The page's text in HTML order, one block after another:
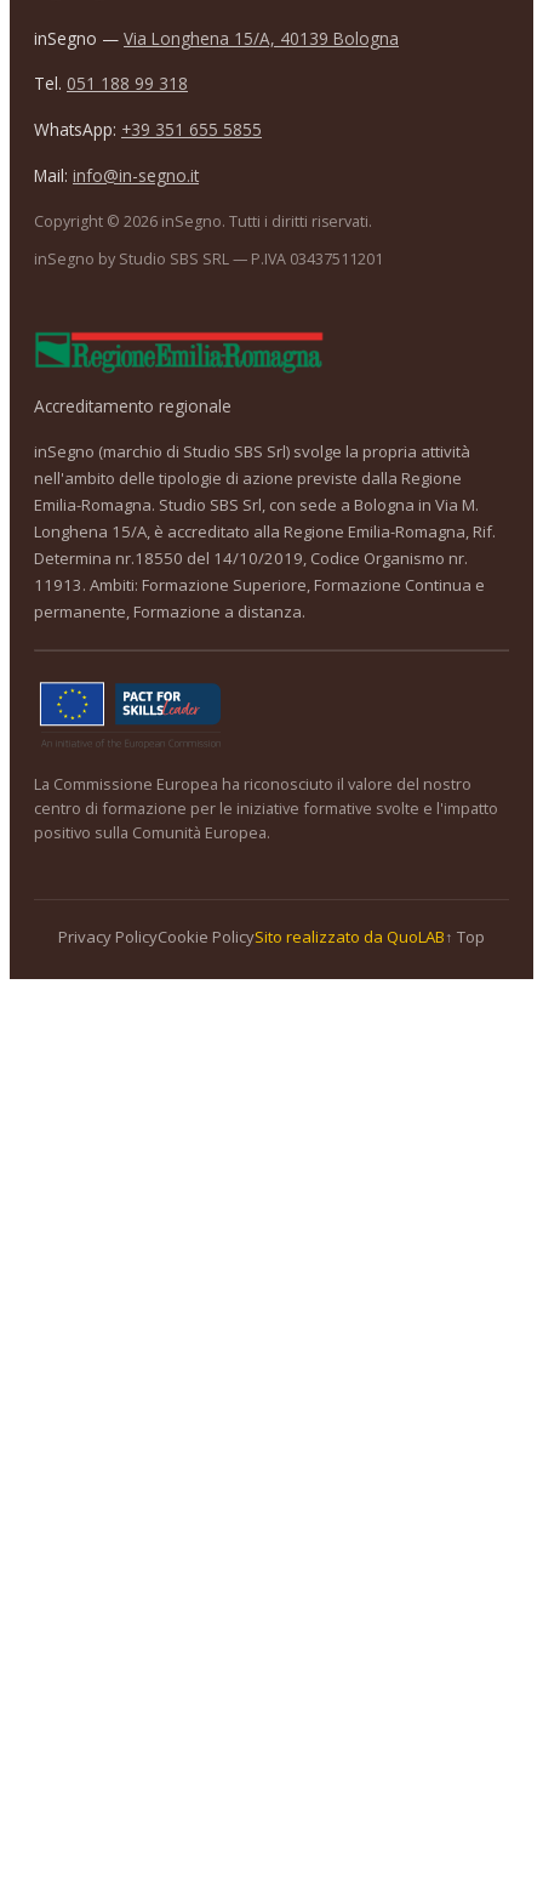
inSegno — Via Longhena 15/A, 40139 Bologna
Tel. 051 188 99 318
WhatsApp: +39 351 655 5855
Mail: info@in-segno.it
Copyright © 2026 inSegno. Tutti i diritti riservati.
inSegno by Studio SBS SRL — P.IVA 03437511201
Accreditamento regionale
inSegno (marchio di Studio SBS Srl) svolge la propria attività
nell'ambito delle tipologie di azione previste dalla Regione
Emilia-Romagna. Studio SBS Srl, con sede a Bologna in Via M.
Longhena 15/A, è accreditato alla Regione Emilia-Romagna, Rif.
Determina nr.18550 del 14/10/2019, Codice Organismo nr.
11913. Ambiti: Formazione Superiore, Formazione Continua e
permanente, Formazione a distanza.
La Commissione Europea ha riconosciuto il valore del nostro
centro di formazione per le iniziative formative svolte e l'impatto
positivo sulla Comunità Europea.
Privacy PolicyCookie PolicySito realizzato da QuoLAB↑ Top